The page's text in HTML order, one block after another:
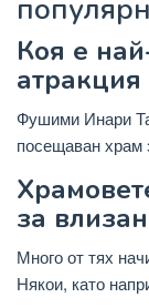
Коя е
атракция
Фушими Инари
посещаван храм
за
Много от тях
Някои, като